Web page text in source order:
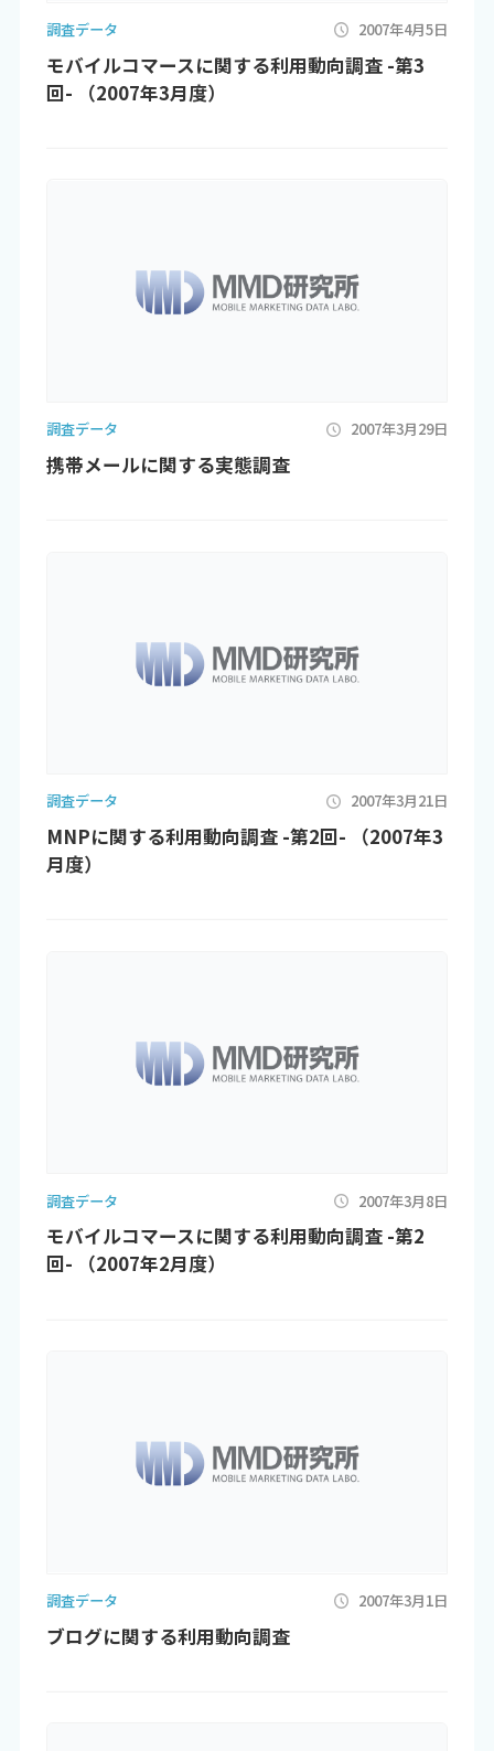
調査データ 2007年4月5日
モバイルコマースに関する利用動向調査 -第3
回- （2007年3月度）
調査データ 2007年3月29日
携帯メールに関する実態調査
調査データ 2007年3月21日
MNPに関する利用動向調査 -第2回- （2007年3
月度）
調査データ 2007年3月8日
モバイルコマースに関する利用動向調査 -第2
回- （2007年2月度）
調査データ 2007年3月1日
ブログに関する利用動向調査